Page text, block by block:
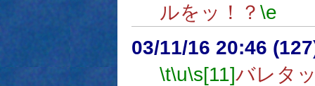
ルをッ！？ \e
03/11/16 20:46
\t\u\s[11]バレタ